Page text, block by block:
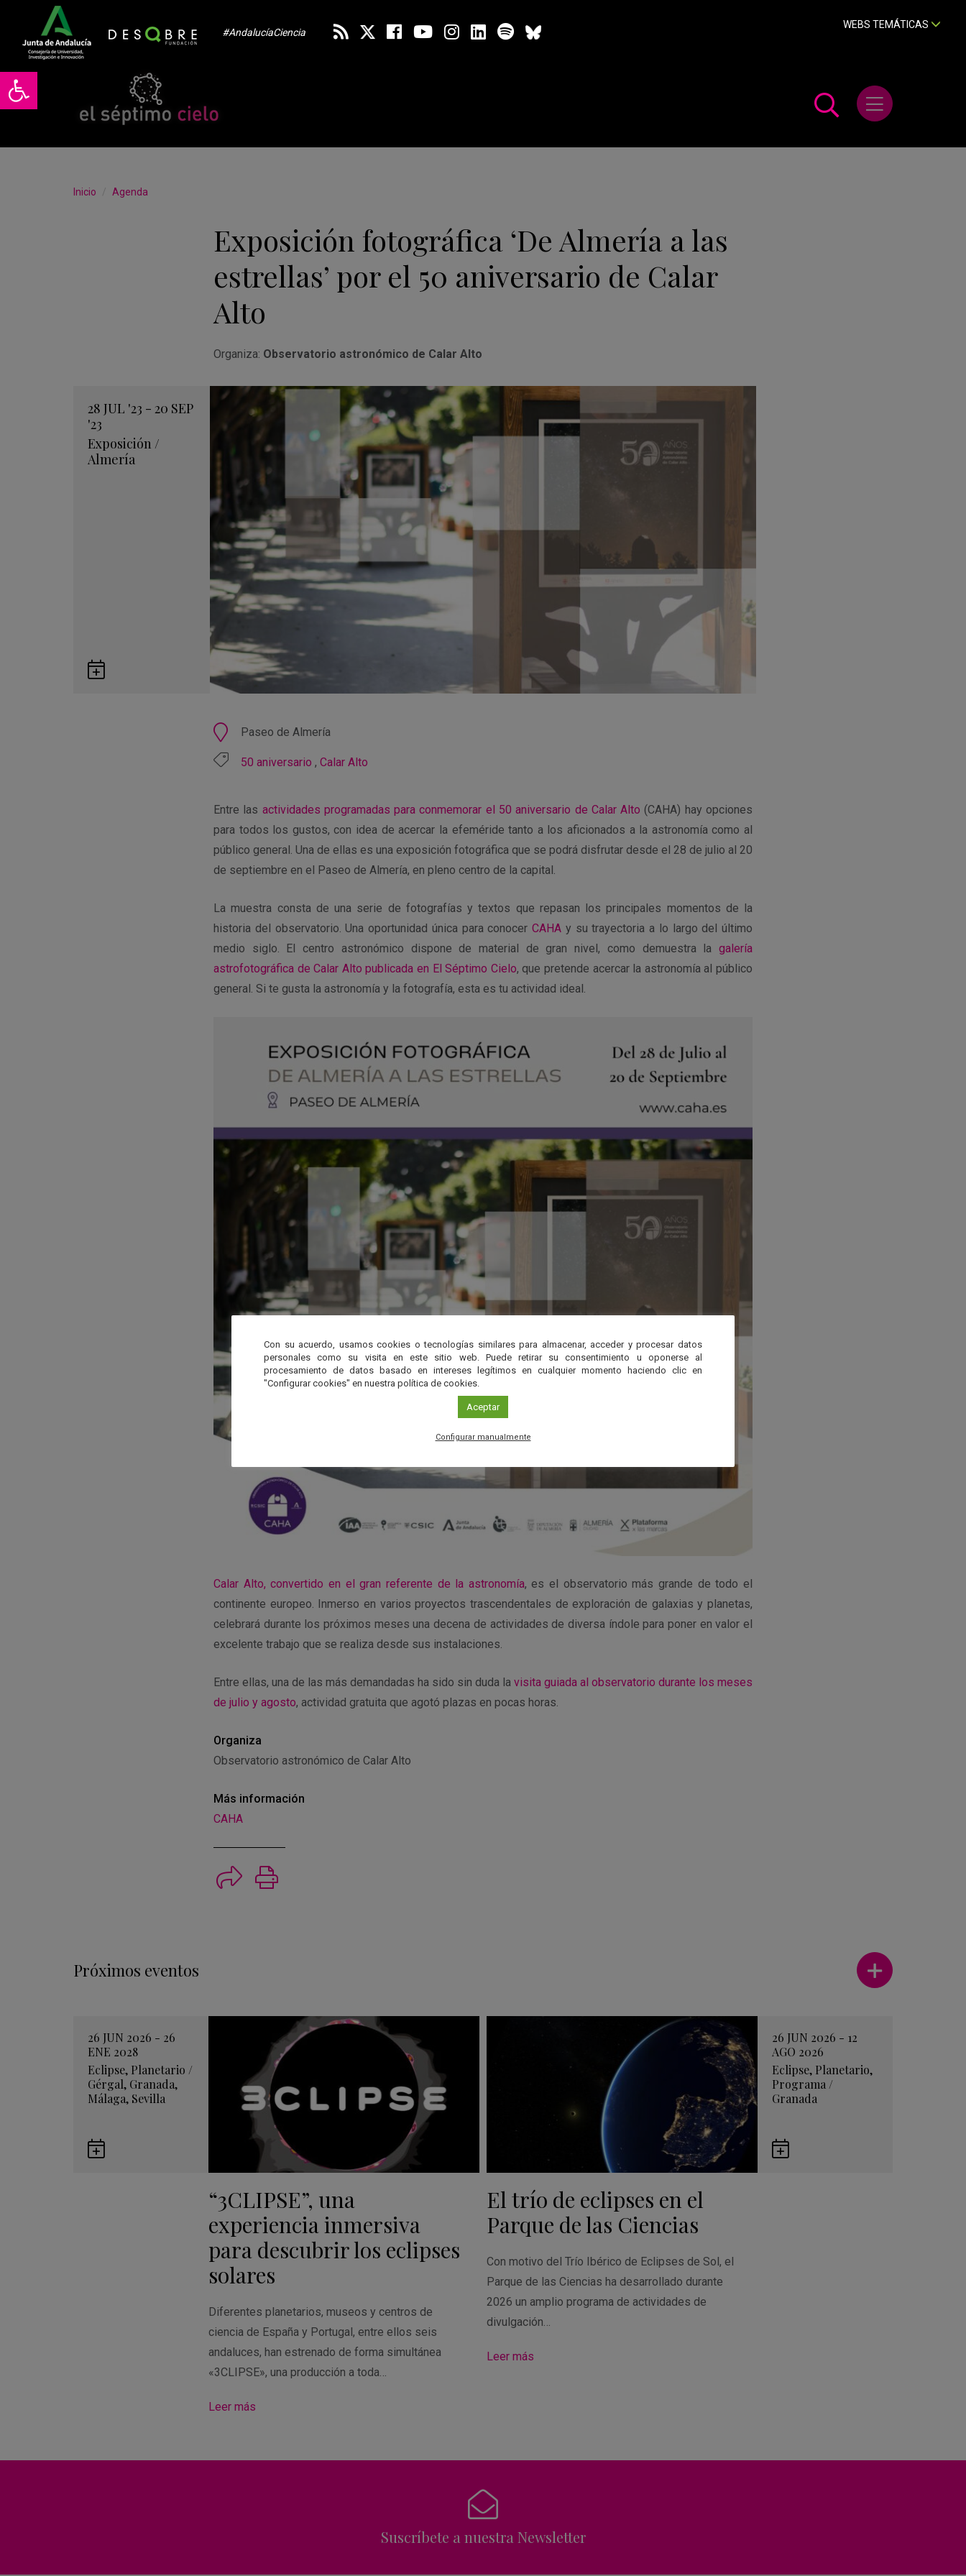
Abrir barra de herramientas
#AndalucíaCiencia
WEBS TEMÁTICAS
Abrir menú
Inicio Agenda
Exposición fotográfica ‘De Almería a las
estrellas’ por el 50 aniversario de Calar
Alto
Organiza: Observatorio astronómico de Calar Alto
28 JUL '23 - 20 SEP
'23
Exposición /
Almería
Guardar
en
Ubicación
Paseo de Almería
50 aniversario , Calar Alto
Entre las actividades programadas para conmemorar el 50 aniversario de Calar Alto (CAHA) hay opciones
para todos los gustos, con idea de acercar la efeméride tanto a los aficionados a la astronomía como al
público general. Una de ellas es una exposición fotográfica que se podrá disfrutar desde el 28 de julio al 20
de septiembre en el Paseo de Almería, en pleno centro de la capital.
La muestra consta de una serie de fotografías y textos que repasan los principales momentos de la
historia del observatorio. Una oportunidad única paraconocer CAHA y su trayectoria a lo largo del último
medio siglo. El centro astronómico dispone de material de gran nivel, como demuestra la galería
astrofotográfica de Calar Alto publicada en El Séptimo Cielo, que pretende acercar la astronomía al público
general. Si te gusta la astronomía y la fotografía, esta es tu actividad ideal.
Calar Alto, convertido en el gran referente de la astronomía, es el observatorio más grande de todo el
continente europeo. Inmerso en varios proyectos trascendentales de exploración de galaxias y planetas,
celebrará durante los próximos meses una decena de actividades de diversa índole para poner en valor el
excelente trabajo que se realiza desde sus instalaciones.
Entre ellas, una de las más demandadas ha sido sin duda la visita guiada al observatorio durante los meses
de julio y agosto, actividad gratuita que agotó plazas en pocas horas.
Organiza
Observatorio astronómico de Calar Alto
Más información
CAHA
Próximos eventos
Ver más
26 JUN 2026 - 26
ENE 2028
Eclipse, Planetario /
Gérgal, Granada,
Málaga, Sevilla
“3CLIPSE”, una
experiencia inmersiva
para descubrir los eclipses
solares
Diferentes planetarios, museos y centros de
ciencia de España y Portugal, entre ellos seis
andaluces, han estrenado de forma simultánea
«3CLIPSE», una producción a toda…
Leer más
26 JUN 2026 - 12
AGO 2026
Eclipse, Planetario,
Programa /
Granada
El trío de eclipses en el
Parque de las Ciencias
Con motivo del Trío Ibérico de Eclipses de Sol, el
Parque de las Ciencias ha desarrollado durante
2026 un amplio programa de actividades de
divulgación…
Leer más
Suscríbete a nuestra Newsletter
Con su acuerdo, usamos cookies o tecnologías similares para almacenar, acceder y procesar datos
personales como su visita en este sitio web. Puede retirar su consentimiento u oponerse al
procesamiento de datos basado en intereses legítimos en cualquier momento haciendo clic en
"Configurar cookies" en nuestra política de cookies.
Aceptar
Configurar manualmente